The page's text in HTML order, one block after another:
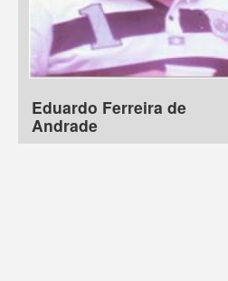
Eduardo Ferreira de
Andrade